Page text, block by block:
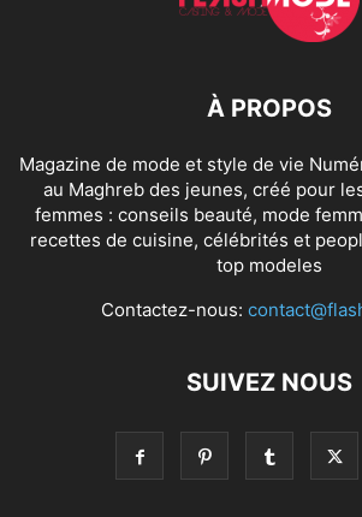
À PROPOS
Magazine de mode et style de vie
au Maghreb des jeunes, créé pour
femmes : conseils beauté, mode
recettes de cuisine, célébrités et
top modeles
Contactez-nous:
SUIVEZ NOUS